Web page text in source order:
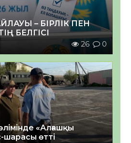
– БІРЛІК ПЕН
БЕЛГІСІ
26 0
«Алғашқы
шарасы өтті